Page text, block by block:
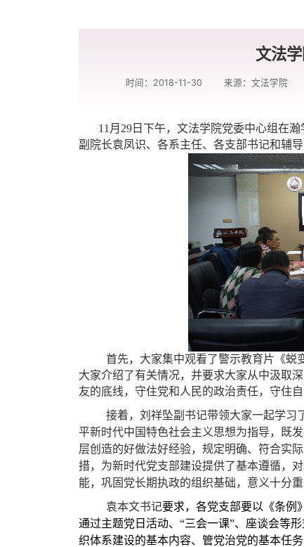
文法
时间：2018-11-30 来源：文法学院
11月29日下午，文法学院党委中心组在
副院长袁凤识、各系主任、各支部书记和辅
首先，大家集中观看了警示教育片《蜕
大家介绍了有关情况，并要求大家从中汲取
友的底线，守住党和人民的政治责任，守住
接着，刘祥坠副书记带领大家一起学习
平新时代中国特色社会主义思想为指导，既
层创造的好做法好经验，规定明确、符合实
措，为新时代党支部建设提供了基本遵循，
能，巩固党长期执政的组织基础，意义十分重
袁本文书记要求，各党支部要以《条例
通过主题党日活动、“三会一课”、座谈会等
织体系建设的基本内容、管党治党的基本任